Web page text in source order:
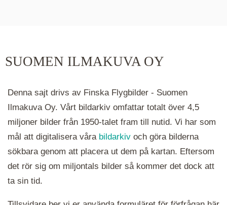
hålla ned ctrl-tangenten och scrolla.
SUOMEN ILMAKUVA OY
Denna sajt drivs av Finska Flygbilder - Suomen
Ilmakuva Oy. Vårt bildarkiv omfattar totalt över 4,5
miljoner bilder från 1950-talet fram till nutid. Vi har som
mål att digitalisera våra bildarkiv och göra bilderna
sökbara genom att placera ut dem på kartan. Eftersom
det rör sig om miljontals bilder så kommer det dock att
ta sin tid.